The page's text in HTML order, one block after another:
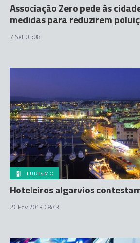
Associação Zero pede às
medidas para reduzirem
7 Set 03:08
TURISMO
Hoteleiros algarvios
26 Fev 2013 08:43